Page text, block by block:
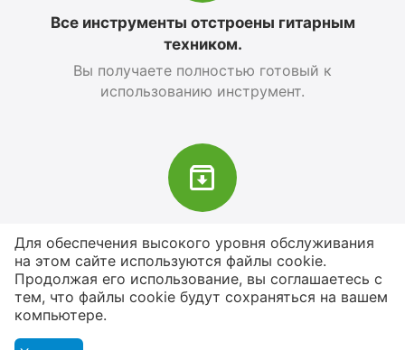
Все инструменты отстроены гитарным
техником.
Вы получаете полностью готовый к
использованию инструмент.
товаров
От расходников до сценического
оборудования
Для обеспечения высокого уровня обслуживания
на этом сайте используются файлы cookie.
Продолжая его использование, вы соглашаетесь с
тем, что файлы cookie будут сохраняться на вашем
компьютере.